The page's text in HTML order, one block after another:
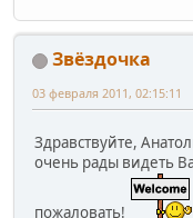
Звёздочка
03 февраля 2011, 02:15:11
Здравствуйте,
очень рады видеть
пожаловать!